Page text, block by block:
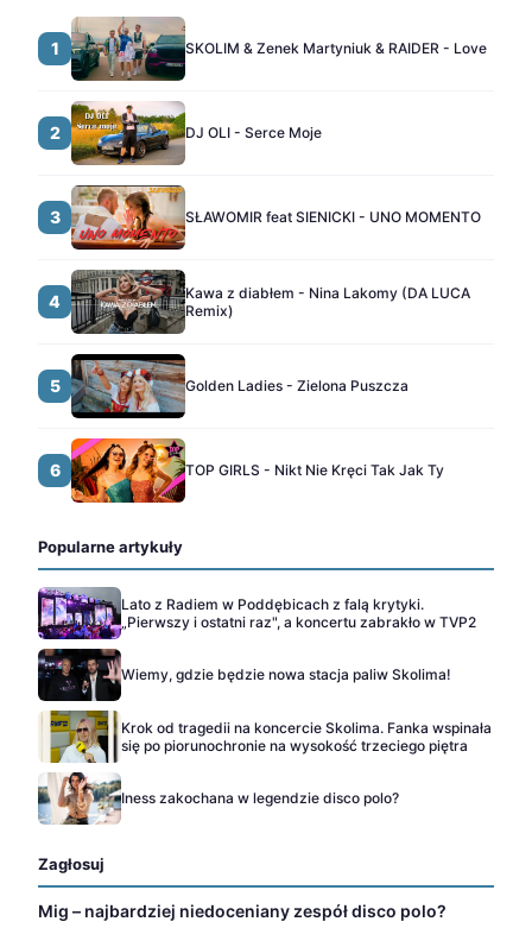
1 SKOLIM & Zenek Martyniuk & RAIDER - Love
2 DJ OLI - Serce Moje
3 SŁAWOMIR feat SIENICKI - UNO MOMENTO
4
Kawa z diabłem - Nina Lakomy (DA LUCA
Remix)
5 Golden Ladies - Zielona Puszcza
6 TOP GIRLS - Nikt Nie Kręci Tak Jak Ty
Popularne artykuły
Lato z Radiem w Poddębicach z falą krytyki.
„Pierwszy i ostatni raz", a koncertu zabrakło w TVP2
Wiemy, gdzie będzie nowa stacja paliw Skolima!
Krok od tragedii na koncercie Skolima. Fanka wspinała
się po piorunochronie na wysokość trzeciego piętra
Iness zakochana w legendzie disco polo?
Zagłosuj
Mig – najbardziej niedoceniany zespół disco polo?